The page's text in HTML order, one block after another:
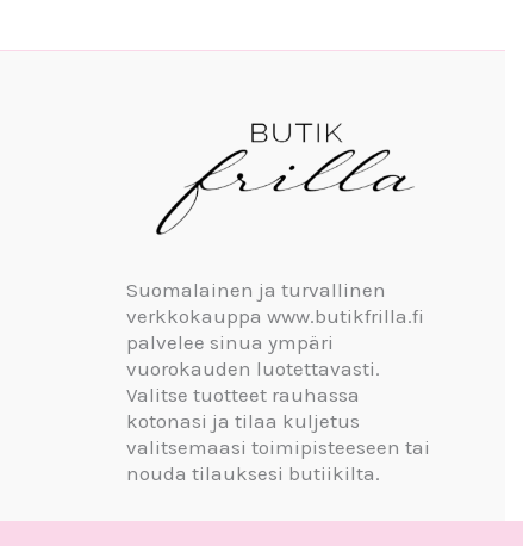
Suomalainen ja turvallinen
verkkokauppa www.butikfrilla.fi
palvelee sinua ympäri
vuorokauden luotettavasti.
Valitse tuotteet rauhassa
kotonasi ja tilaa kuljetus
valitsemaasi toimipisteeseen tai
nouda tilauksesi butiikilta.